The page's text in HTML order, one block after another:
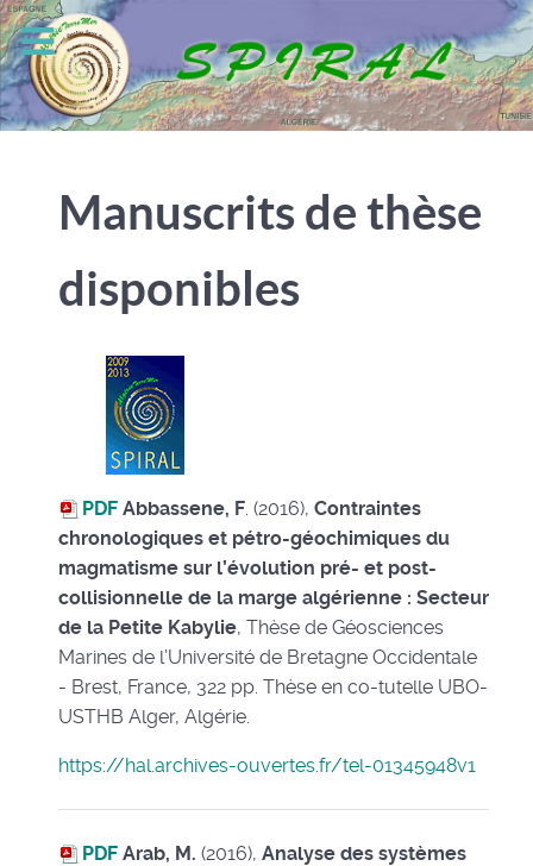
Manuscrits de thèse
disponibles
PDF Abbassene, F . (2016), Contraintes
chronologiques et pétro-géochimiques du
magmatisme sur l’évolution pré- et post-
collisionnelle de la marge algérienne : Secteur
de la Petite Kabylie, Thèse de Géosciences
Marines de l’Université de Bretagne Occidentale
- Brest, France, 322 pp. Thèse en co-tutelle UBO-
USTHB Alger, Algérie.
https://hal.archives-ouvertes.fr/tel-01345948v1
PDF Arab, M. (2016), Analyse des systèmes